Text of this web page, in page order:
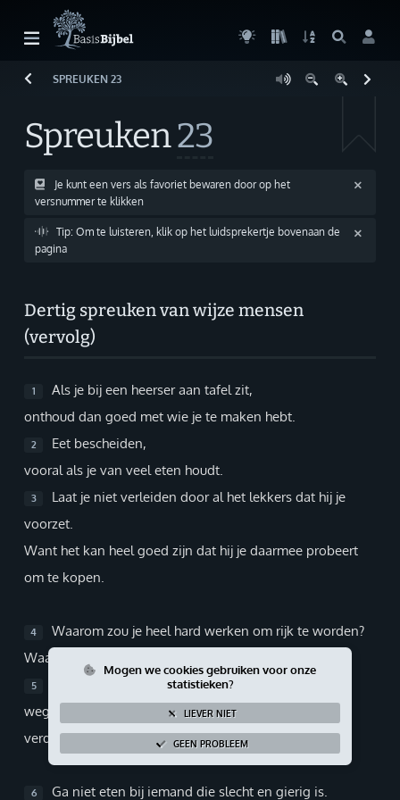
Welkom!
Start
Lezen
Inloggen
Help
Giften via PayPal
SPREUKEN 23
Spreuken23
Je kunt een vers als favoriet bewaren door op het
versnummer te klikken
Tip: Om te luisteren, klik op het luidsprekertje bovenaan de
pagina
Dertig spreuken van wijze mensen
(vervolg)
1
Als je bij een heerser aan tafel zit,
onthoud dan goed met wie je te maken hebt.
2
Eet bescheiden,
vooral als je van veel eten houdt.
3
Laat je niet verleiden door al het lekkers dat hij je
voorzet.
Want het kan heel goed zijn dat hij je daarmee probeert
om te kopen.
4
Waarom zou je heel hard werken om rijk te worden?
Waarom erover piekeren hoe je rijk kan worden?
5
Want plotseling zal je rijkdom vleugels krijgen en
wegvliegen,
verdwijnen als een wegschietende arend.
6 Ga niet eten bij iemand die slecht en gierig is.
Mogen we cookies gebruiken voor onze
statistieken?
LIEVER NIET
GEEN PROBLEEM